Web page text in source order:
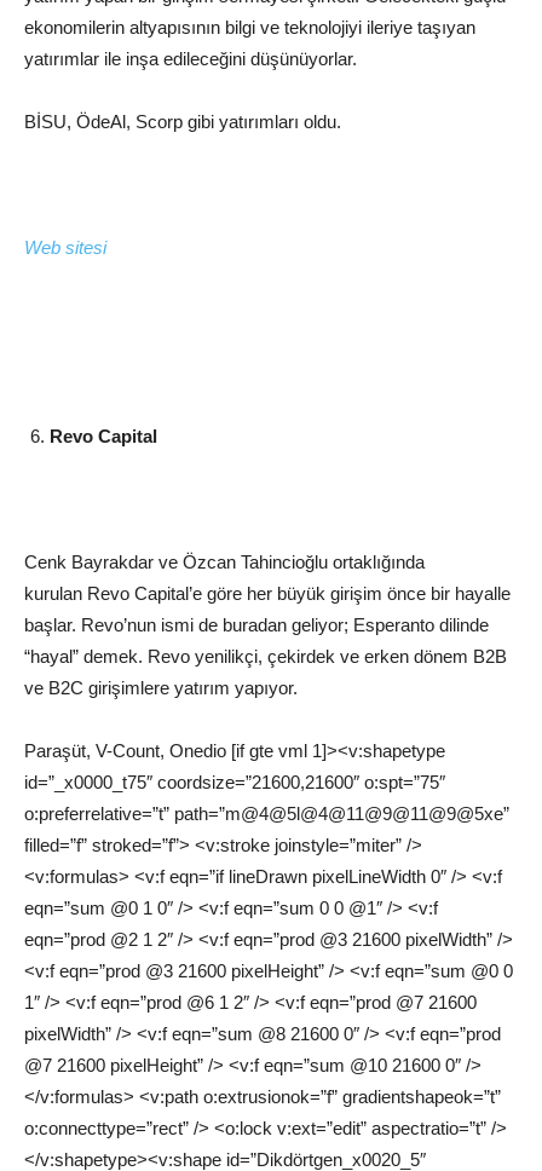
ekonomilerin altyapısının bilgi ve teknolojiyi ileriye taşıyan
yatırımlar ile inşa edileceğini düşünüyorlar.
BİSU, ÖdeAl, Scorp gibi yatırımları oldu.
Web sitesi
Revo Capital
Cenk Bayrakdar ve Özcan Tahincioğlu ortaklığında
kurulan Revo Capital’e göre her büyük girişim önce bir hayalle
başlar. Revo’nun ismi de buradan geliyor; Esperanto dilinde
“hayal” demek. Revo yenilikçi, çekirdek ve erken dönem B2B
ve B2C girişimlere yatırım yapıyor.
Paraşüt, V-Count, Onedio [if gte vml 1]><v:shapetype
id=”_x0000_t75″ coordsize=”21600,21600″ o:spt=”75″
o:preferrelative=”t” path=”m@4@5l@4@11@9@11@9@5xe”
filled=”f” stroked=”f”> <v:stroke joinstyle=”miter” />
<v:formulas> <v:f eqn=”if lineDrawn pixelLineWidth 0″ /> <v:f
eqn=”sum @0 1 0″ /> <v:f eqn=”sum 0 0 @1″ /> <v:f
eqn=”prod @2 1 2″ /> <v:f eqn=”prod @3 21600 pixelWidth” />
<v:f eqn=”prod @3 21600 pixelHeight” /> <v:f eqn=”sum @0 0
1″ /> <v:f eqn=”prod @6 1 2″ /> <v:f eqn=”prod @7 21600
pixelWidth” /> <v:f eqn=”sum @8 21600 0″ /> <v:f eqn=”prod
@7 21600 pixelHeight” /> <v:f eqn=”sum @10 21600 0″ />
</v:formulas> <v:path o:extrusionok=”f” gradientshapeok=”t”
o:connecttype=”rect” /> <o:lock v:ext=”edit” aspectratio=”t” />
</v:shapetype><v:shape id=”Dikdörtgen_x0020_5″